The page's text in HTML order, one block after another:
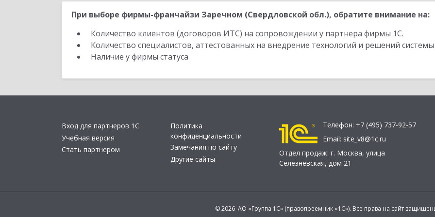
При выборе фирмы-франчайзи Заречном (Свердловской обл.), обратите внимание на:
Количество клиентов (договоров ИТС) на сопровождении у партнера фирмы 1С.
Количество специалистов, аттестованных на внедрение технологий и решений
Наличие у фирмы статуса
Вход для партнеров 1С
Учебная версия
Стать партнером
Политика
конфиденциальности
Замечания по сайту
Другие сайты
Телефон: +7 (495) 737-92-57
Email: site_v8@1c.ru
Отдел продаж: г. Москва, улица
Селезнёвская, дом 21
© 2026 АО «Группа 1С» (правопреемник «1С»). Все права на сайт